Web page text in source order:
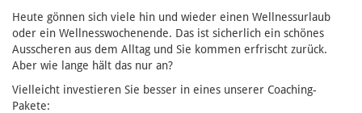
Heute gönnen sich viele hin und wieder einen Wellnessurlaub
oder ein Wellnesswochenende. Das ist sicherlich ein schönes
Ausscheren aus dem Alltag und Sie kommen erfrischt zurück.
Aber wie lange hält das nur an?
Vielleicht investieren Sie besser in eines unserer Coaching-
Pakete: